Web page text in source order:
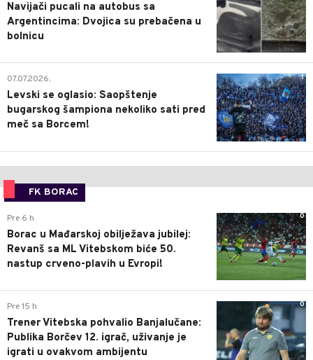
Navijači pucali na autobus sa
Argentincima: Dvojica su prebačena u
bolnicu
1
07.07.2026.
Levski se oglasio: Saopštenje
bugarskog šampiona nekoliko sati pred
meč sa Borcem!
FK BORAC
0
Pre 6 h
Borac u Mađarskoj obilježava jubilej:
Revanš sa ML Vitebskom biće 50.
nastup crveno-plavih u Evropi!
0
Pre 15 h
Trener Vitebska pohvalio Banjalučane:
Publika Borčev 12. igrač, uživanje je
igrati u ovakvom ambijentu